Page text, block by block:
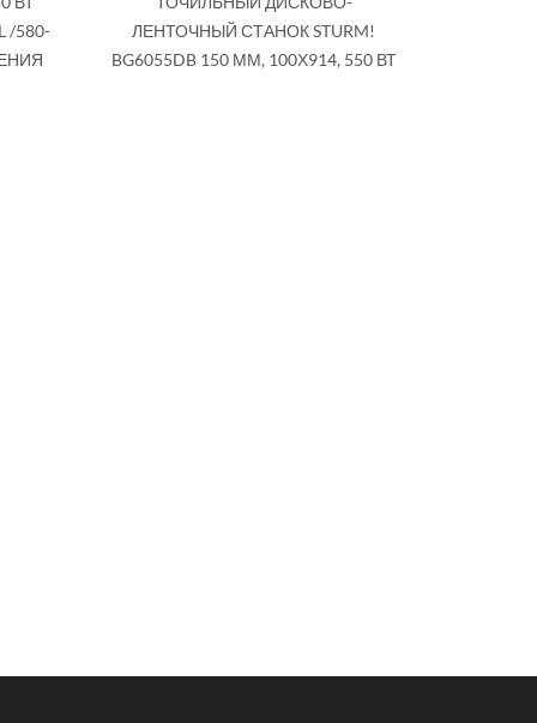
/580-
ЛЕНТОЧНЫЙ СТАНОК STURM!
BG6055DB 150 ММ, 100Х914, 550 ВТ